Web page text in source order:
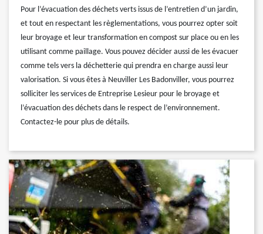
Pour l’évacuation des déchets verts issus de l’entretien d’un jardin,
et tout en respectant les règlementations, vous pourrez opter soit
leur broyage et leur transformation en compost sur place ou en les
utilisant comme paillage. Vous pouvez décider aussi de les évacuer
comme tels vers la déchetterie qui prendra en charge aussi leur
valorisation. Si vous êtes à Neuviller Les Badonviller, vous pourrez
solliciter les services de Entreprise Lesieur pour le broyage et
l’évacuation des déchets dans le respect de l’environnement.
Contactez-le pour plus de détails.